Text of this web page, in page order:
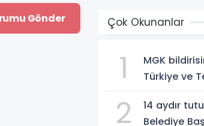
Çok Okunanlar
1
MGK
Türkiye ve
2
14 aydır
Belediye